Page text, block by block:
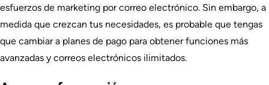
esfuerzos de marketing por correo electrónico. Sin embargo, a
medida que crezcan tus necesidades, es probable que tengas
que cambiar a planes de pago para obtener funciones más
avanzadas y correos electrónicos ilimitados.